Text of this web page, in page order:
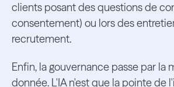
clients posant des questions de
consentement) ou lors des
recrutement.
Enfin, la gouvernance passe par la
donnée. L'IA n'est que la pointe de